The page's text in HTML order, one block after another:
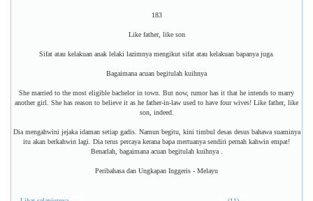
183
Like father, like son
Sifat atau kelakuan anak lelaki lazimnya mengikut sifat atau kelakuan bapanya juga.
Bagaimana acuan begitulah kuihnya
She married to the most eligible bachelor in town. But now, rumor has it that he intends to marry
another girl. She has reason to believe it as he father-in-law used to have four wives! Like father, like
son, indeed.
Dia mengahwini jejaka idaman setiap gadis. Namun begitu, kini timbul desas desus bahawa suaminya
itu akan berkahwin lagi. Dia terus percaya kerana bapa mertuanya sendiri pernah kahwin empat!
Benarlah, bagaimana acuan begitulah kuihnya .
Peribahasa dan Ungkapan Inggeris - Melayu